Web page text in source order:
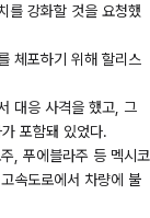
를 강화할 것을 요청했
체포하기 위해 할리스
대응 사격을 했고, 그
포함돼 있었다.
, 푸에블라주 등 멕시코
속도로에서 차량에 불